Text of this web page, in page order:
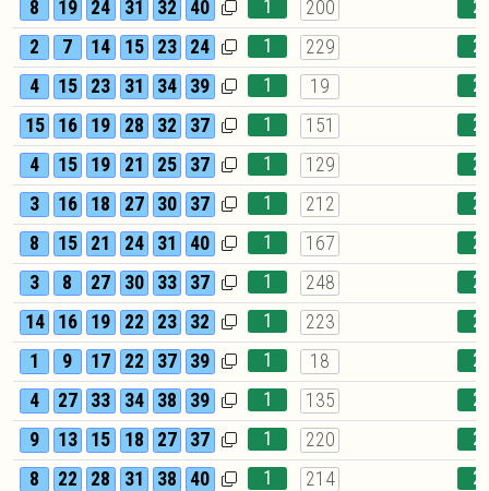
8
19 24 31 32 40 1 200
2
2
7 14 15 23 24 1 229
2
4
15 23 31 34 39 1 19
2
15
16 19 28 32 37 1 151
2
4
15 19 21 25 37 1 129
2
3
16 18 27 30 37 1 212
2
8
15 21 24 31 40 1 167
2
3
8 27 30 33 37 1 248
2
14
16 19 22 23 32 1 223
2
1
9 17 22 37 39 1 18
2
4
27 33 34 38 39 1 135
2
9
13 15 18 27 37 1 220
2
8
22 28 31 38 40 1 214
2